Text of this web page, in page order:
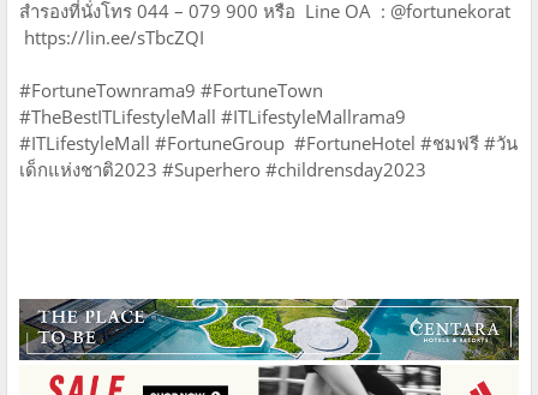
สำรองที่นั่งโทร 044 – 079 900 หรือ Line OA : @fortunekorat
https://lin.ee/sTbcZQI
#FortuneTownrama9 #FortuneTown
#TheBestITLifestyleMall #ITLifestyleMallrama9
#ITLifestyleMall #FortuneGroup #FortuneHotel #ชมฟรี #วัน
เด็กแห่งชาติ2023 #Superhero #childrensday2023